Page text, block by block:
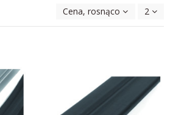
Cena, rosnąco 2